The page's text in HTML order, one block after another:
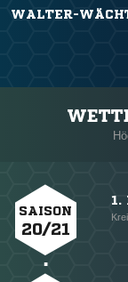
WALTER-
SAISON
20/21
1.